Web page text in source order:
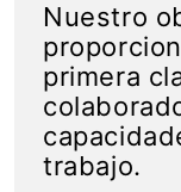
Nuestro
primera
trabajo.